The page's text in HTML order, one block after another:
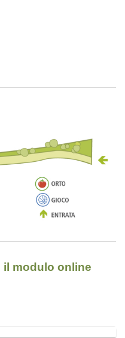
modulo online